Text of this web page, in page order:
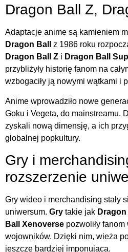
Dragon Ball Z,
Adaptacje anime są kamieniem
Dragon Ball
z 1986 roku
Dragon Ball Z i Dragon Ball
przybliżyły historię fanom na
wzbogaciły ją nowymi wątkami i
Anime wprowadziło nowe
Goku i Vegeta, do mainstreamu.
zyskali nową dimensję, a ich
globalnej popkultury.
Gry i
rozszerzenie
Gry wideo i merchandising stały
uniwersum. Gry takie jak
Ball Xenoverse pozwoliły
wojowników. Dzięki nim, wieża
jeszcze bardziej imponująca.